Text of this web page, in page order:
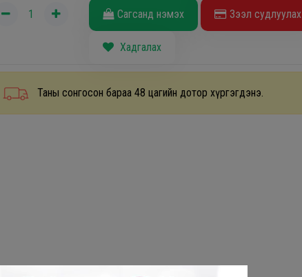
Сагсанд нэмэх Зээл судлуулах
Хадгалах
Таны сонгосон бараа 48 цагийн дотор хүргэгдэнэ.